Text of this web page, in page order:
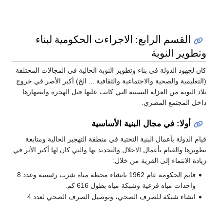
القسم الرابع: الاجراءت الحكومية لبناء
وتطوير النوبة
كان لجهود الدولة في بناء وتطوير النوبة الحالية في المجالات المختلفة
(التعليمية والصحية والاجتماعية والثقافية ... الخ) أكبر الأصر في خروج
بلاد النوبة من العزلة النسبية التي كانت عليها قبل الهجرة وانصهارها
داخل المجتمع المصري.
أولا: في مجال البنية الأساسية
قيام الدولة بأعمال البنية التحتية في منطقة التهجير الحالية ومتابعة
تطويرها والقيام بأعمال الاحلال والتجديد بها والتي كان لها أكبر الأثر في
زيادة الانتماء إلى القرية من خلال:
قايم الحكومة عام 1962 بانشاء محطة مياه شرب رئيسية وعدد 8
واحدات مياه فرعية وشبكة مياه بطول 616 كم.
انشاء شبكة للصرف الصحي، وتوصيل الصرف الصحي لعدد 4